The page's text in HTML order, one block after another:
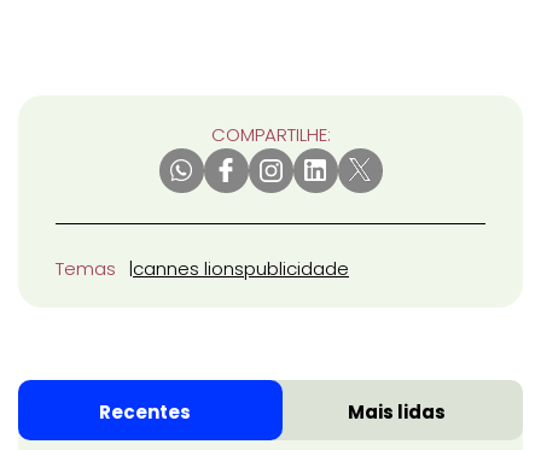
COMPARTILHE:
Temas cannes lionspublicidade
Recentes Mais lidas